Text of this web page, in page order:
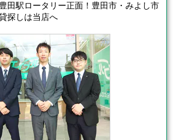
田駅ロータリー正面！豊田市・みよし市
探しは当店へ